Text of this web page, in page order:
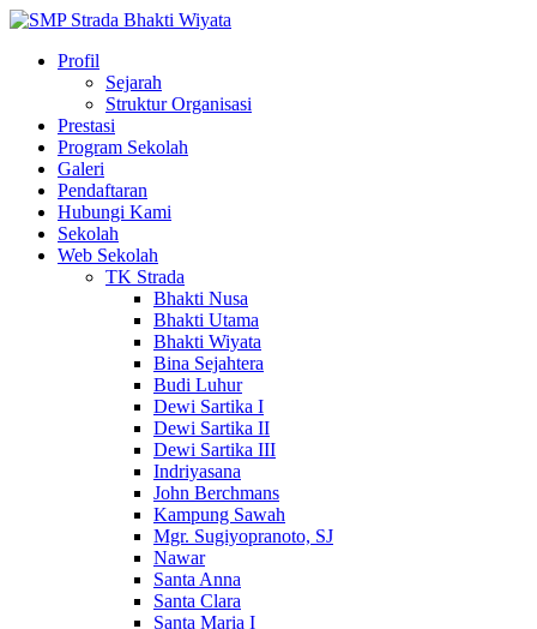
Profil
Sejarah
Struktur Organisasi
Prestasi
Program Sekolah
Galeri
Pendaftaran
Hubungi Kami
Sekolah
Web Sekolah
TK Strada
Bhakti Nusa
Bhakti Utama
Bhakti Wiyata
Bina Sejahtera
Budi Luhur
Dewi Sartika I
Dewi Sartika II
Dewi Sartika III
Indriyasana
John Berchmans
Kampung Sawah
Mgr. Sugiyopranoto, SJ
Nawar
Santa Anna
Santa Clara
Santa Maria I